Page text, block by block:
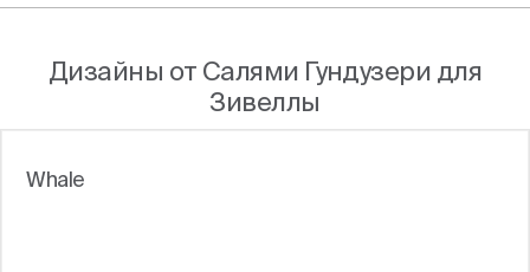
Дизайны от Салями Гундузери для
Зивеллы
Whale